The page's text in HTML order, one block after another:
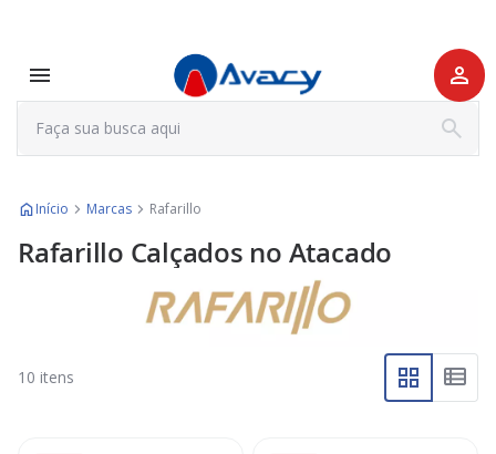
Início Marcas Rafarillo
Rafarillo Calçados no Atacado
10 itens